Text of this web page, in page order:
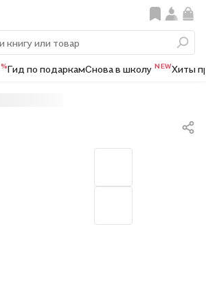
%Гид по подаркамСнова в школу NEWХиты